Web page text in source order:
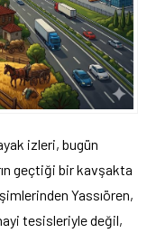
izleri, bugün
geçtiği bir kavşakta
Yassıören,
tesisleriyle değil,